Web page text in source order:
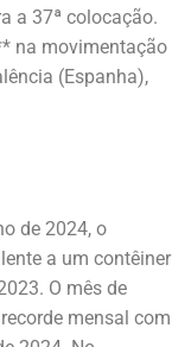
a 37ª colocação.
na movimentação
(Espanha),
de 2024, o
a um contêiner
O mês de
mensal com